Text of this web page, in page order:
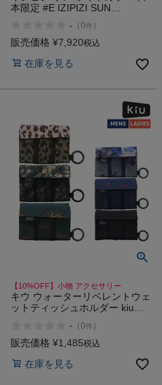
本限定 #E IZIPIZI SUN
- （0件 ）
販売価格 ¥7,920税込
在庫を見る
【10%OFF】小物 アクセサリー
キウ ウォーターリペレントウェ
ットティッシュホルダー kiu
- （0件 ）
販売価格 ¥1,485税込
在庫を見る